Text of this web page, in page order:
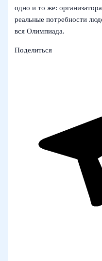
одно и то же:
реальные потребности
вся Олимпиада.
Поделиться